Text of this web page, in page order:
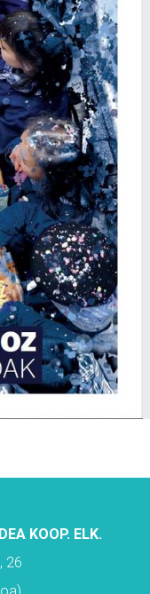
KOOP. ELK.
26